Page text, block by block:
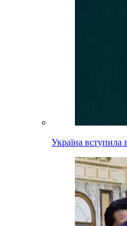
Україна вступила